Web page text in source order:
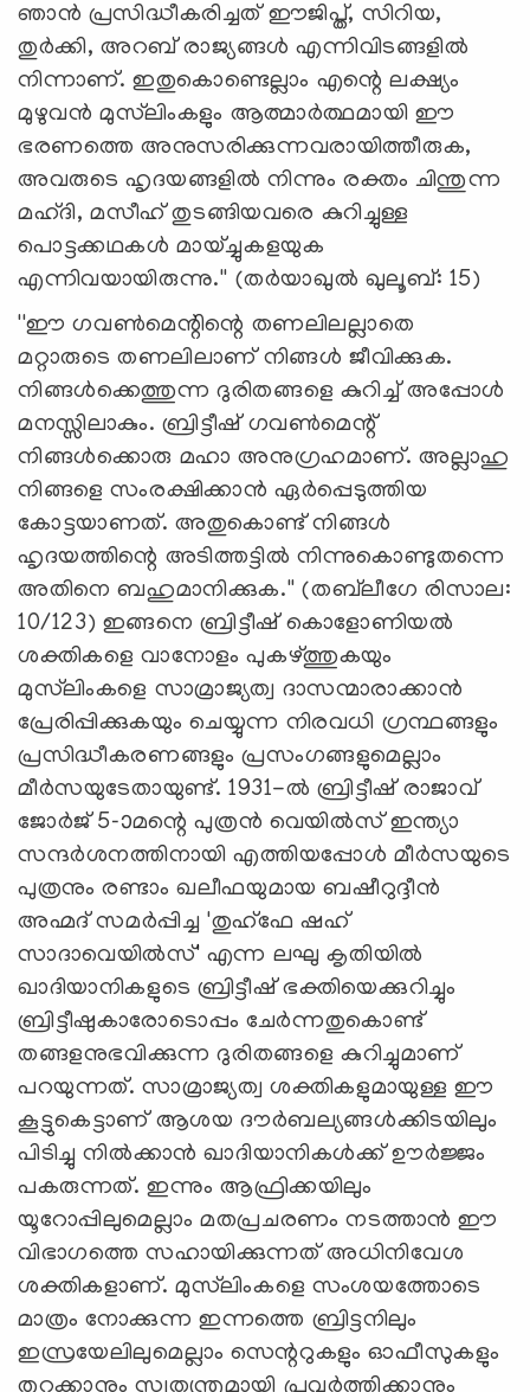
ഞാന്‍ പ്രസിദ്ധീകരിച്ചത് ഈജിപ്ത്, സിറിയ,
തുര്‍ക്കി, അറബ് രാജ്യങ്ങള്‍ എന്നിവിടങ്ങളില്‍
നിന്നാണ്. ഇതുകൊണ്ടെല്ലാം എന്റെ ലക്ഷ്യം
മുഴുവന്‍ മുസ്‌ലിംകളും ആത്മാര്‍ത്ഥമായി ഈ
ഭരണത്തെ അനുസരിക്കുന്നവരായിത്തീരുക,
അവരുടെ ഹൃദയങ്ങളില്‍ നിന്നും രക്തം ചിന്തുന്ന
മഹ്ദി, മസീഹ് തുടങ്ങിയവരെ കുറിച്ചുള്ള
പൊട്ടക്കഥകള്‍ മായ്ച്ചുകളയുക
എന്നിവയായിരുന്നു.'' (തര്‍യാഖുല്‍ ഖുലൂബ്: 15)
''ഈ ഗവണ്‍മെന്റിന്റെ തണലിലല്ലാതെ
മറ്റാരുടെ തണലിലാണ് നിങ്ങള്‍ ജീവിക്കുക.
നിങ്ങള്‍ക്കെത്തുന്ന ദുരിതങ്ങളെ കുറിച്ച് അപ്പോള്‍
മനസ്സിലാകും. ബ്രിട്ടീഷ് ഗവണ്‍മെന്റ്
നിങ്ങള്‍ക്കൊരു മഹാ അനുഗ്രഹമാണ്. അല്ലാഹു
നിങ്ങളെ സംരക്ഷിക്കാന്‍ ഏര്‍പ്പെടുത്തിയ
കോട്ടയാണത്. അതുകൊണ്ട് നിങ്ങള്‍
ഹൃദയത്തിന്റെ അടിത്തട്ടില്‍ നിന്നുകൊണ്ടുതന്നെ
അതിനെ ബഹുമാനിക്കുക.'' (തബ്‌ലീഗേ രിസാല:
10/123) ഇങ്ങനെ ബ്രിട്ടീഷ് കൊളോണിയല്‍
ശക്തികളെ വാനോളം പുകഴ്ത്തുകയും
മുസ്‌ലിംകളെ സാമ്രാജ്യത്വ ദാസന്മാരാക്കാന്‍
പ്രേരിപ്പിക്കുകയും ചെയ്യുന്ന നിരവധി ഗ്രന്ഥങ്ങളും
പ്രസിദ്ധീകരണങ്ങളും പ്രസംഗങ്ങളുമെല്ലാം
മീര്‍സയുടേതായുണ്ട്. 1931-ല്‍ ബ്രിട്ടീഷ് രാജാവ്
ജോര്‍ജ് 5-ാമന്റെ പുത്രന്‍ വെയില്‍സ് ഇന്ത്യാ
സന്ദര്‍ശനത്തിനായി എത്തിയപ്പോള്‍ മീര്‍സയുടെ
പുത്രനും രണ്ടാം ഖലീഫയുമായ ബഷീറുദ്ദീന്‍
അഹ്മദ് സമര്‍പ്പിച്ച 'തുഹ്‌ഫേ ഷഹ്
സാദാവെയില്‍സ്' എന്ന ലഘു കൃതിയില്‍
ഖാദിയാനികളുടെ ബ്രിട്ടീഷ് ഭക്തിയെക്കുറിച്ചും
ബ്രിട്ടീഷുകാരോടൊപ്പം ചേര്‍ന്നതുകൊണ്ട്
തങ്ങളനുഭവിക്കുന്ന ദുരിതങ്ങളെ കുറിച്ചുമാണ്
പറയുന്നത്. സാമ്രാജ്യത്വ ശക്തികളുമായുള്ള ഈ
കൂട്ടുകെട്ടാണ് ആശയ ദൗര്‍ബല്യങ്ങള്‍ക്കിടയിലും
പിടിച്ചു നില്‍ക്കാന്‍ ഖാദിയാനികള്‍ക്ക് ഊര്‍ജ്ജം
പകരുന്നത്. ഇന്നും ആഫ്രിക്കയിലും
യൂറോപ്പിലുമെല്ലാം മതപ്രചരണം നടത്താന്‍ ഈ
വിഭാഗത്തെ സഹായിക്കുന്നത് അധിനിവേശ
ശക്തികളാണ്. മുസ്‌ലിംകളെ സംശയത്തോടെ
മാത്രം നോക്കുന്ന ഇന്നത്തെ ബ്രിട്ടനിലും
ഇസ്രയേലിലുമെല്ലാം സെന്ററുകളും ഓഫീസുകളും